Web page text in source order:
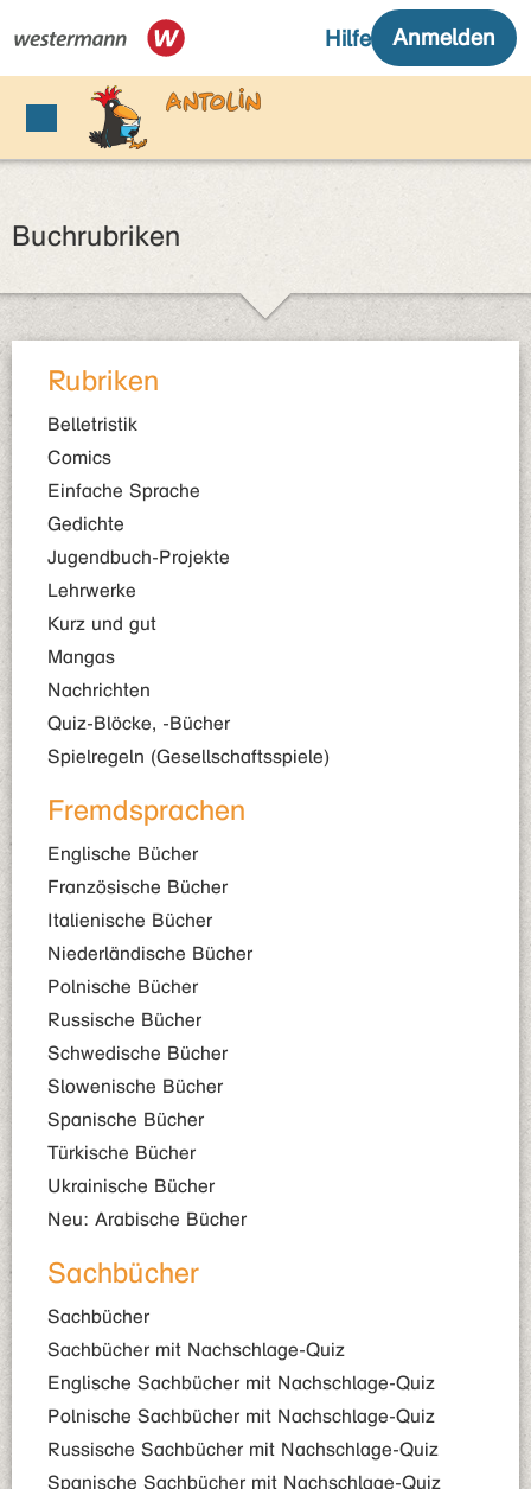
Buchrubriken
Rubriken
Belletristik
Comics
Einfache Sprache
Gedichte
Jugendbuch-Projekte
Lehrwerke
Kurz und gut
Mangas
Nachrichten
Quiz-Blöcke, -Bücher
Spielregeln (Gesellschaftsspiele)
Fremdsprachen
Englische Bücher
Französische Bücher
Italienische Bücher
Niederländische Bücher
Polnische Bücher
Russische Bücher
Schwedische Bücher
Slowenische Bücher
Spanische Bücher
Türkische Bücher
Ukrainische Bücher
Neu: Arabische Bücher
Sachbücher
Sachbücher
Sachbücher mit Nachschlage-Quiz
Englische Sachbücher mit Nachschlage-Quiz
Polnische Sachbücher mit Nachschlage-Quiz
Russische Sachbücher mit Nachschlage-Quiz
Spanische Sachbücher mit Nachschlage-Quiz